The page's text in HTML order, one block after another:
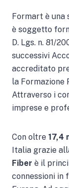
Formart è una
è soggetto
D. Lgs. n. 81/
successivi
accreditato
la Formazione
Attraverso i
imprese e
Con oltre 17,4
Italia grazie
Fiber è il
connessioni in